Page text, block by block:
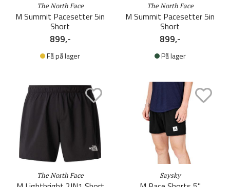
The North Face
M Summit Pacesetter 5in
Short
899,-
Få på lager
The North Face
M Summit Pacesetter 5in
Short
899,-
På lager
The North Face Saysky